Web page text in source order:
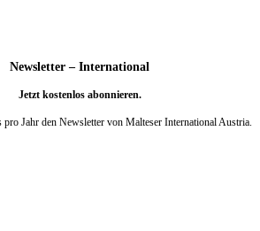
Newsletter – International
Jetzt kostenlos abonnieren.
pro Jahr den Newsletter von Malteser International Austria.